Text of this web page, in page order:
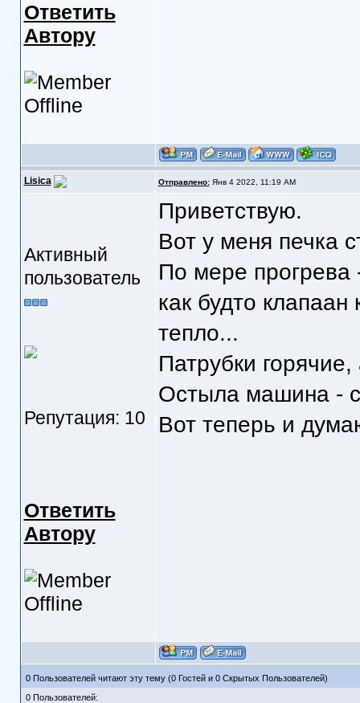
Ответить
Автору
Lisica Отправлено:Янв 4 2022, 11:19 AM
Активный
пользователь
Репутация: 10
Ответить
Автору
Приветствую.
Вот у меня печка
По мере прогрева
как будто
тепло...
Патрубки
Остыла машина -
Вот теперь и
0 Пользователей читают эту тему (0 Гостей и 0 Скрытых Пользователей)
0 Пользователей: